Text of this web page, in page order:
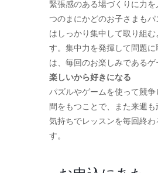
緊張感のある場づくりに力
つのまにかどのお子さまも
はしっかり集中して取り組む
す。集中力を発揮して問題に
は、毎回のお楽しみであるゲ
楽しいから好きになる
パズルやゲームを使って競
間をもつことで、また来週も
気持ちでレッスンを毎回終わ
す。